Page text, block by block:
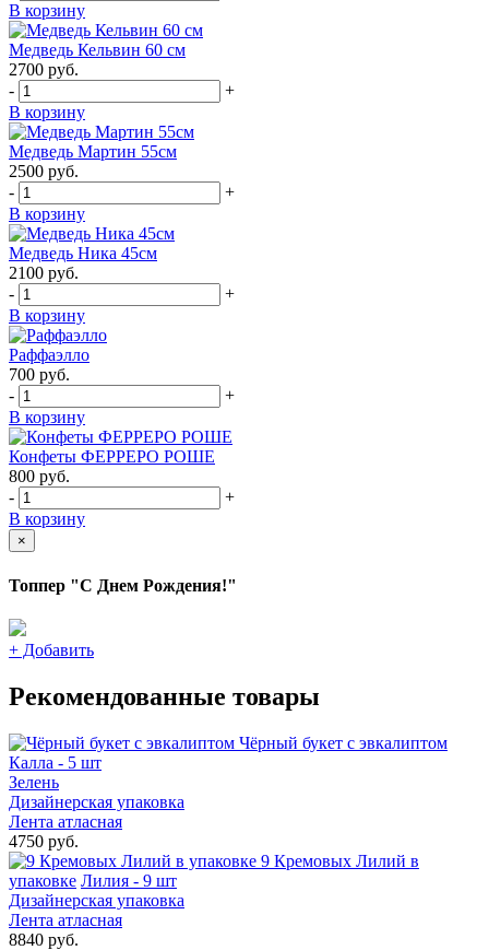
В корзину
Медведь Кельвин 60 см
2700 руб.
-
+
В корзину
Медведь Мартин 55см
2500 руб.
-
+
В корзину
Медведь Ника 45см
2100 руб.
-
+
В корзину
Раффаэлло
700 руб.
-
+
В корзину
Конфеты ФЕРРЕРО РОШЕ
800 руб.
-
+
В корзину
×
Топпер "С Днем Рождения!"
+ Добавить
Рекомендованные товары
Чёрный букет с эвкалиптом
Калла - 5 шт
Зелень
Дизайнерская упаковка
Лента атласная
4750 руб.
9 Кремовых Лилий в
упаковке Лилия - 9 шт
Дизайнерская упаковка
Лента атласная
8840 руб.